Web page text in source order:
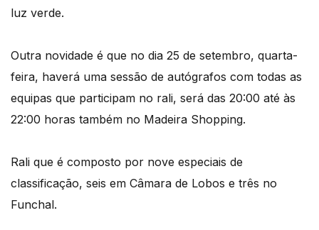
luz verde.
Outra novidade é que no dia 25 de setembro, quarta-
feira, haverá uma sessão de autógrafos com todas as
equipas que participam no rali, será das 20:00 até às
22:00 horas também no Madeira Shopping.
Rali que é composto por nove especiais de
classificação, seis em Câmara de Lobos e três no
Funchal.